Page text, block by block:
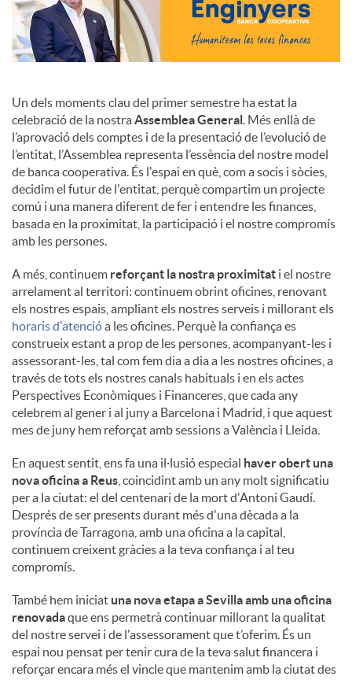
Un dels moments clau del primer semestre ha estat la
celebració de la nostra Assemblea General . Més enllà de
l’aprovació dels comptes i de la presentació de l’evolució de
l’entitat, l’Assemblea representa l’essència del nostre model
de banca cooperativa. És l'espai en què, com a socis i sòcies,
decidim el futur de l'entitat, perquè compartim un projecte
comú i una manera diferent de fer i entendre les finances,
basada en la proximitat, la participació i el nostre compromís
amb les persones.
A més, continuem reforçant la nostra proximitat i el nostre
arrelament al territori: continuem obrint oficines, renovant
els nostres espais, ampliant els nostres serveis i millorant els
horaris d'atencióa les oficines. Perquè la confiança es
construeix estant a prop de les persones, acompanyant-les i
assessorant-les, tal com fem dia a dia a les nostres oficines, a
través de tots els nostres canals habituals i en els actes
Perspectives Econòmiques i Financeres, que cada any
celebrem al gener i al juny a Barcelona i Madrid, i que aquest
mes de juny hem reforçat amb sessions a València i Lleida.
En aquest sentit, ens fa una il·lusió especial haver obert una
nova oficina a Reus , coincidint amb un any molt significatiu
per a la ciutat: el del centenari de la mort d'Antoni Gaudí.
Després de ser presents durant més d'una dècada a la
província de Tarragona, amb una oficina a la capital,
continuem creixent gràcies a la teva confiança i al teu
compromís.
També hem iniciat una nova etapa a Sevilla amb una oficina
renovadaque ens permetrà continuar millorant la qualitat
del nostre servei i de l'assessorament que t’oferim. És un
espai nou pensat per tenir cura de la teva salut financera i
reforçar encara més el vincle que mantenim amb la ciutat des